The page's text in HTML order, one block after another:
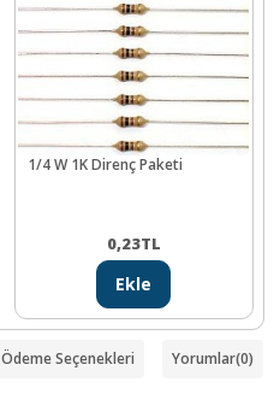
1/4 W 1K Direnç Paketi
0,23TL
Ekle
Ödeme Seçenekleri Yorumlar(0)